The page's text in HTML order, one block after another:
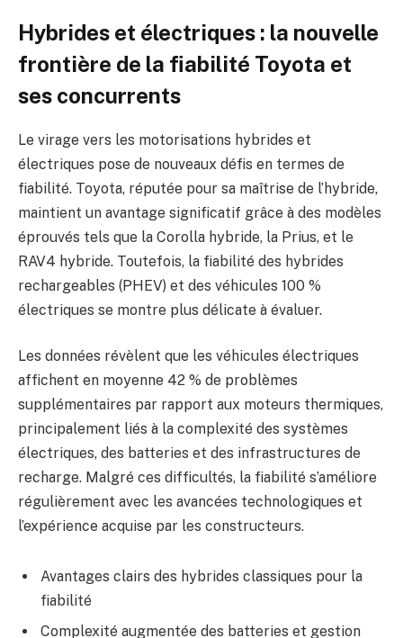
Hybrides et électriques : la nouvelle
frontière de la fiabilité Toyota et
ses concurrents
Le virage vers les motorisations hybrides et
électriques pose de nouveaux défis en termes de
fiabilité. Toyota, réputée pour sa maîtrise de l’hybride,
maintient un avantage significatif grâce à des modèles
éprouvés tels que la Corolla hybride, la Prius, et le
RAV4 hybride. Toutefois, la fiabilité des hybrides
rechargeables (PHEV) et des véhicules 100 %
électriques se montre plus délicate à évaluer.
Les données révèlent que les véhicules électriques
affichent en moyenne 42 % de problèmes
supplémentaires par rapport aux moteurs thermiques,
principalement liés à la complexité des systèmes
électriques, des batteries et des infrastructures de
recharge. Malgré ces difficultés, la fiabilité s’améliore
régulièrement avec les avancées technologiques et
l’expérience acquise par les constructeurs.
Avantages clairs des hybrides classiques pour la
fiabilité
Complexité augmentée des batteries et gestion